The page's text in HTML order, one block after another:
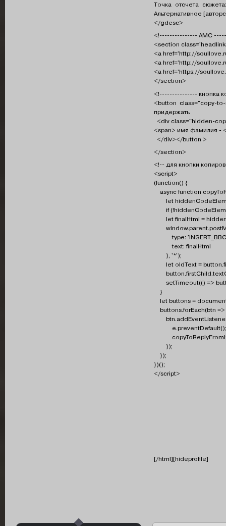
Точка отсчета
Альтернативное
</gdesc>
<!--------------- АМС
<section
<a href='http://
<a href='http://
<a href='https://
</section>
<!--------------- кнопка
<button class="copy-
придержать
<div class="hidden-
<span> имя фамилия -
</div></button >
</section>
<!-- для кнопки
<script>
(function() {
async function
let
if
let finalHtml =
type:
text: finalHtml
}, '*');
let oldText =
setTimeout(() =>
}
let buttons =
buttons.forEach(btn =>
e.preventDefault();
});
});
})();
</script>
[/html][hideprofile]